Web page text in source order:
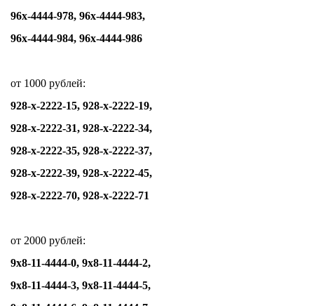
96х-4444-978, 96х-4444-983,
96х-4444-984, 96х-4444-986
от 1000 рублей:
928-х-2222-15, 928-х-2222-19,
928-х-2222-31, 928-х-2222-34,
928-х-2222-35, 928-х-2222-37,
928-х-2222-39, 928-х-2222-45,
928-х-2222-70, 928-х-2222-71
от 2000 рублей:
9х8-11-4444-0, 9х8-11-4444-2,
9х8-11-4444-3, 9х8-11-4444-5,